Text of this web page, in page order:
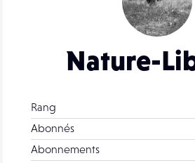
Nature-
Rang
Abonnés
Abonnements